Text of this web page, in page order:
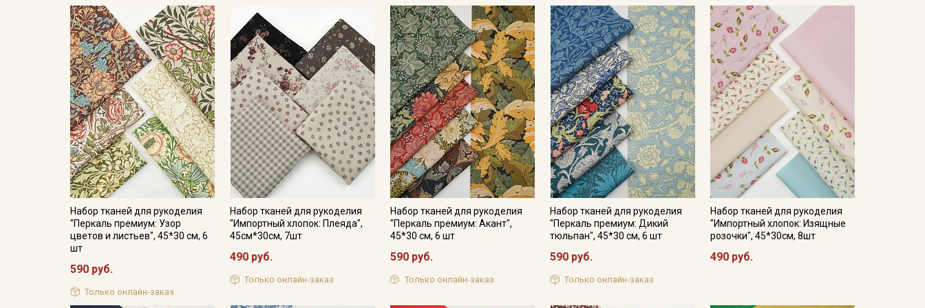
оборотах. Утюжить рекомендуется слегка влажную ткань с изнанки.
Наборы подойдут как опытным мастерицам, так и начинающим рукодельницам.
Приятного творчества и творческого вдохновения!
Цвет зависит от настроек монитора/дисплея вашего устройства, возможны расхождения в оттенках между
фотографией изделия и оригиналом.
* Состав набора:
028199 Импорт. хлопок "Амира" цв.чернильный, ш.1.45м, хлопок-100%, 100гр/м.кв
045700 Импорт. хлопок "Архелия" цв.черный, ш.1.5м, хлопок-100%, 100гр/м.кв
063469 Импорт. хлопок "Летняя мелодия" цв.чернильный, ш.1.45, хлопок-100%, 100гр/м.кв
010216 Импорт. хлопок "Пшено-4 на чернильно-синем", ш.1.48м, хлопок-100%, 100гр/м.кв
018442 Импорт. хлопок "Мелания" цв.чернильный, ш.1.48м, хлопок-100%, 100гр/м.кв
045689 Импорт. хлопок "Летний каприз" цв.черный, ш.1.5м, хлопок-100%, 105гр/м.кв
Набор тканей для рукоделия
"Перкаль премиум: Узор
цветов и листьев", 45*30 см, 6
шт
590 руб.
Только онлайн-заказ
Набор тканей для рукоделия
"Импортный хлопок: Плеяда",
45см*30см, 7шт
490 руб.
Только онлайн-заказ
Набор тканей для рукоделия
"Перкаль премиум: Акант",
45*30 см, 6 шт
590 руб.
Только онлайн-заказ
Набор тканей для рукоделия
"Перкаль премиум: Дикий
тюльпан", 45*30 см, 6 шт
590 руб.
Только онлайн-заказ
Набор тканей для рукоделия
"Импортный хлопок: Изящные
розочки", 45*30см, 8шт
490 руб.